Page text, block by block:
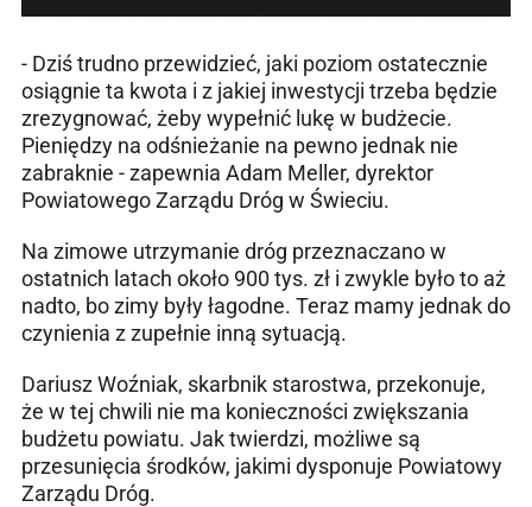
- Dziś trudno przewidzieć, jaki poziom ostatecznie
osiągnie ta kwota i z jakiej inwestycji trzeba będzie
zrezygnować, żeby wypełnić lukę w budżecie.
Pieniędzy na odśnieżanie na pewno jednak nie
zabraknie - zapewnia Adam Meller, dyrektor
Powiatowego Zarządu Dróg w Świeciu.
Na zimowe utrzymanie dróg przeznaczano w
ostatnich latach około 900 tys. zł i zwykle było to aż
nadto, bo zimy były łagodne. Teraz mamy jednak do
czynienia z zupełnie inną sytuacją.
Dariusz Woźniak, skarbnik starostwa, przekonuje,
że w tej chwili nie ma konieczności zwiększania
budżetu powiatu. Jak twierdzi, możliwe są
przesunięcia środków, jakimi dysponuje Powiatowy
Zarządu Dróg.